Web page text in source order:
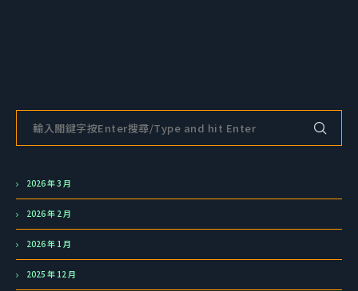
2026 年 3 月
2026 年 2 月
2026 年 1 月
2025 年 12 月